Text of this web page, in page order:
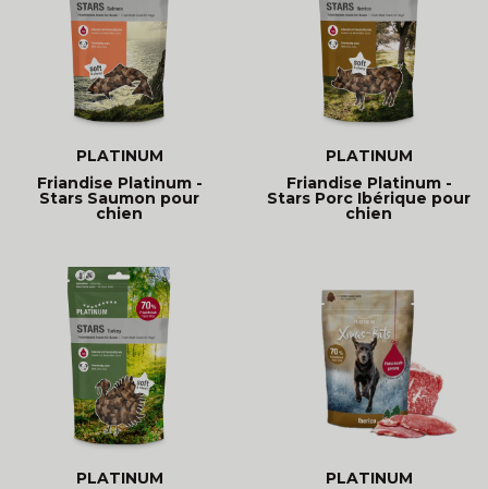
PLATINUM
Friandise Platinum -
Stars Saumon pour
chien
PLATINUM
Friandise Platinum -
Stars Porc Ibérique pour
chien
PLATINUM
PLATINUM